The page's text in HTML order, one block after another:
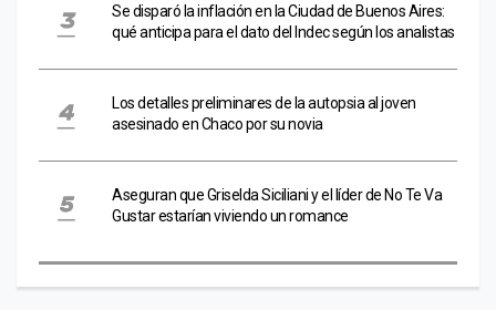
Se disparó la inflación en la Ciudad de Buenos Aires:
qué anticipa para el dato del Indec según los analistas
Los detalles preliminares de la autopsia al joven
asesinado en Chaco por su novia
Aseguran que Griselda Siciliani y el líder de No Te Va
Gustar estarían viviendo un romance